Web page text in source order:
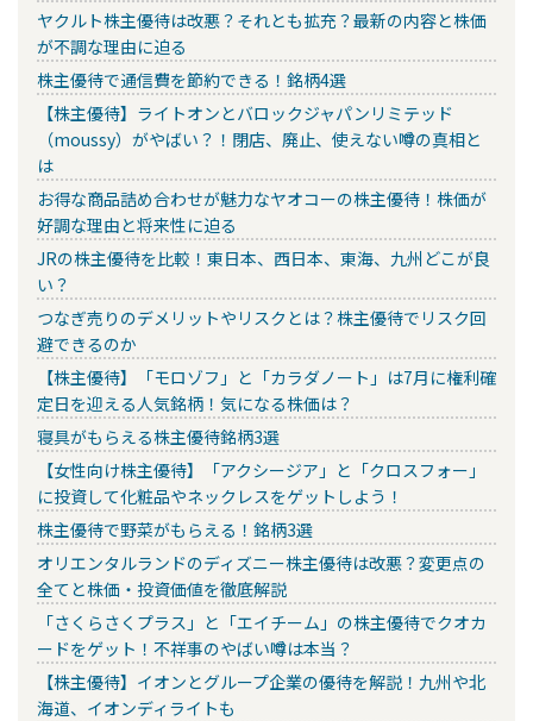
ヤクルト株主優待は改悪？それとも拡充？最新の内容と株価
が不調な理由に迫る
株主優待で通信費を節約できる！銘柄4選
【株主優待】ライトオンとバロックジャパンリミテッド
（moussy）がやばい？！閉店、廃止、使えない噂の真相と
は
お得な商品詰め合わせが魅力なヤオコーの株主優待！株価が
好調な理由と将来性に迫る
JRの株主優待を比較！東日本、西日本、東海、九州どこが良
い？
つなぎ売りのデメリットやリスクとは？株主優待でリスク回
避できるのか
【株主優待】「モロゾフ」と「カラダノート」は7月に権利確
定日を迎える人気銘柄！気になる株価は？
寝具がもらえる株主優待銘柄3選
【女性向け株主優待】「アクシージア」と「クロスフォー」
に投資して化粧品やネックレスをゲットしよう！
株主優待で野菜がもらえる！銘柄3選
オリエンタルランドのディズニー株主優待は改悪？変更点の
全てと株価・投資価値を徹底解説
「さくらさくプラス」と「エイチーム」の株主優待でクオカ
ードをゲット！不祥事のやばい噂は本当？
【株主優待】イオンとグループ企業の優待を解説！九州や北
海道、イオンディライトも